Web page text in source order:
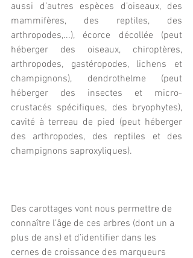
aussi d’autres espèces d’oiseaux, des
mammifères, des reptiles, des
arthropodes,...), écorce décollée (peut
héberger des oiseaux, chiroptères,
arthropodes, gastéropodes, lichens et
champignons), dendrothelme (peut
héberger des insectes et micro-
crustacés spécifiques, des bryophytes),
cavité à terreau de pied (peut héberger
des arthropodes, des reptiles et des
champignons saproxyliques).
Des carottages vont nous permettre de
connaître l’âge de ces arbres (dont un a
plus de ans) et d’identifier dans les
cernes de croissance des marqueurs